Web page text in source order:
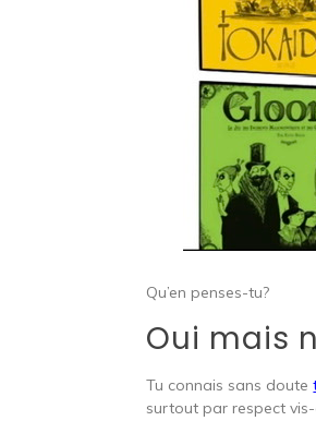
Qu’en penses-tu?
Oui mais
Tu connais sans doute
surtout par respect